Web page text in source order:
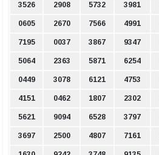
3526 2908 5732 3981
0605 2670 7566 4991
7195 0037 3867 9347
5064 2363 5871 6254
0449 3078 6121 4753
4151 0462 1807 2302
5621 9094 6528 3797
3697 2500 4807 7161